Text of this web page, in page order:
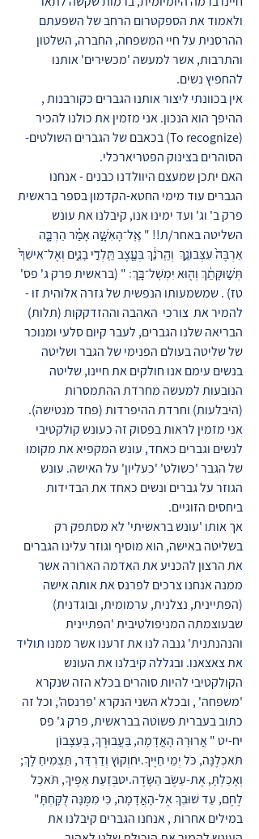
ולאמוד את הספקטרום הרחב של השפעתם
ההרסנית על חיי המשפחה, החברה, השלטון
והתרבות, אשר למעשה 'מכשירים' אותנו
להחפיץ נשים.
אין בכוונתי ליצור אותנו הגברים כקורבנות ,
ההיפך הוא הנכון. אני מזמין את כולנו להכיר
(To recognize) בכאבם של הגברים השולטים-
הסוהרים בצינוק הפטריארכלי.
האם יתכן שמעצם היוולדנו כבנים - אנחנו
הגברים עוד מימי החטא-הקדמון בספר בראשית
פרק ב' וג' ועד ימינו אנו, קיבלנו את עונש
השליטה באחר/ת!! " אֶֽל־הָאִשָּׁ֣ה אָמַ֗ר הַרְבָּ֤ה
אַרְבֶּה֙ עִצְּבוֹנֵ֣ךְ וְהֵֽרֹנֵ֔ךְ בְּעֶ֖צֶב תֵּֽלְדִ֣י בָנִ֑ים וְאֶל־אִישֵׁךְ֙
תְּשׁ֣וּקָתֵ֔ךְ וְה֖וּא יִמְשׇׁל־בָּֽךְ׃ " (בראשית פרק ג' פס'
טז) . שמשמעותו הנפשית של גזרה אלוהית זו -
להמיר את צורכי האהבה וההזדקקות (תלות)
הבריאה שלנו הגברים, לעבר קיום סלעי ומנוכר
של שליטה בעולם הפנימי של הגבר ושליטה
בנשים עימם אנו חולקים את חיינו, שליטה
הנובעות למעשה מחרדת ההתמסרות
(היבלעות) וחרדת ההיפרדות (פחד מנטישה).
אני מזמין לראות בפסוק זה כעונש קולקטיבי
לנשים וגברים כאחד, עונש המקפיא את מקומו
של הגבר 'כשולט' 'כעליון' על האישה. עונש
הגוזר על גברים ונשים כאחד את הבדידות
ביחסים הזוגיים.
אך אותו 'עונש בראשיתי' לא מסתפק רק
בשליטה באישה, הוא מוסיף וגוזר עלינו הגברים
את הרצון להכניע את האדמה הארורה אשר
ממנה אנחנו צרכים לפרנס את אותה אישה
(הפתיינית, נצלנית, ערמומית, ובוגדנית)
שבעוצמתה המניפולטיבית 'הפתיינית
והנהנתנית' גנבה לנו את זרענו אשר ממנו תוליד
את צאצאנו. ובגללה קיבלנו את העונש
הקולקטיבי להיות סוהרים בכלא הזה שנקרא
'משפחה' , ובכלא השני הנקרא 'פרנסה', וכל זה
כתוב בעברית פשוטה בבראשית, פרק ג' פס
יח-יט " אֲרוּרָה הָאֲדָמָה, בַּעֲבוּרֶךָ, בְּעִצָּבוֹן
תֹּאכְלֶנָּה, כֹּל יְמֵי חַיֶּיךָ.יחוְקוֹץ וְדַרְדַּר, תַּצְמִיחַ לָךְ;
וְאָכַלְתָּ, אֶת-עֵשֶׂב הַשָּׂדֶה.יטבְּזֵעַת אַפֶּיךָ, תֹּאכַל
לֶחֶם, עַד שׁוּבְךָ אֶל-הָאֲדָמָה, כִּי מִמֶּנָּה לֻקָּחְתָּ"
במילים אחרות , אנחנו הגברים קיבלנו את